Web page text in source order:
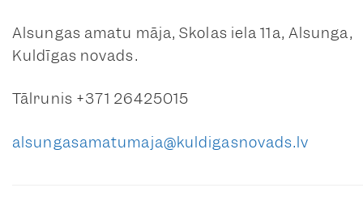
Alsungas amatu māja, Skolas iela 11a, Alsunga,
Kuldīgas novads.
Tālrunis +371 26425015
alsungasamatumaja@kuldigasnovads.lv